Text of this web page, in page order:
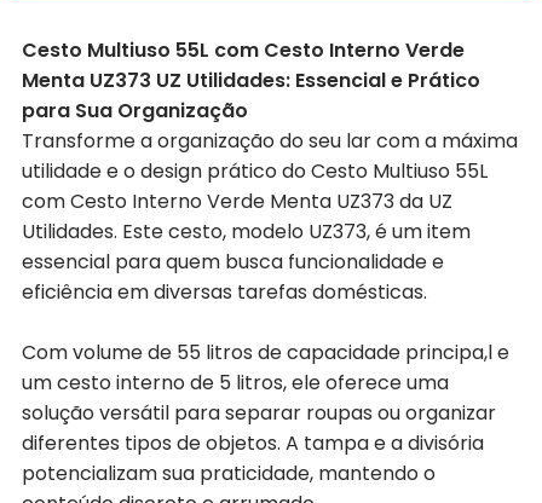
Cesto Multiuso 55L com Cesto Interno Verde
Menta UZ373 UZ Utilidades: Essencial e Prático
para Sua Organização
Transforme a organização do seu lar com a máxima
utilidade e o design prático do Cesto Multiuso 55L
com Cesto Interno Verde Menta UZ373 da UZ
Utilidades. Este cesto, modelo UZ373, é um item
essencial para quem busca funcionalidade e
eficiência em diversas tarefas domésticas.
Com volume de 55 litros de capacidade principa,l e
um cesto interno de 5 litros, ele oferece uma
solução versátil para separar roupas ou organizar
diferentes tipos de objetos. A tampa e a divisória
potencializam sua praticidade, mantendo o